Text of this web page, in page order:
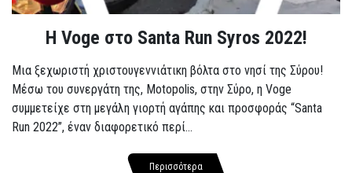
Η Voge στο Santa Run Syros 2022!
Μια ξεχωριστή χριστουγεννιάτικη βόλτα στο νησί της Σύρου!
Μέσω του συνεργάτη της, Motopolis, στην Σύρο, η Voge
συμμετείχε στη μεγάλη γιορτή αγάπης και προσφοράς “Santa
Run 2022”, έναν διαφορετικό περί...
Περισσότερα